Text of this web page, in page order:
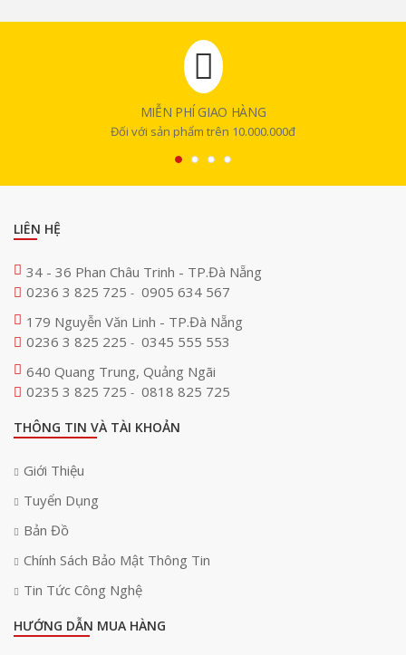
MIỄN PHÍ GIAO HÀNG
Đối với sản phẩm trên 10.000.000đ
LIÊN HỆ
34 - 36 Phan Châu Trinh - TP.Đà Nẵng
0236 3 825 725 - 0905 634 567
179 Nguyễn Văn Linh - TP.Đà Nẵng
0236 3 825 225 - 0345 555 553
640 Quang Trung, Quảng Ngãi
0235 3 825 725 - 0818 825 725
THÔNG TIN VÀ TÀI KHOẢN
Giới Thiệu
Tuyển Dụng
Bản Đồ
Chính Sách Bảo Mật Thông Tin
Tin Tức Công Nghệ
HƯỚNG DẪN MUA HÀNG